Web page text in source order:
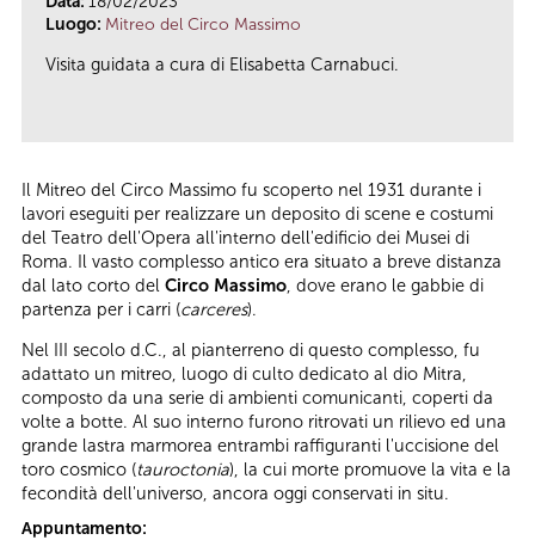
Luogo: Mitreo del Circo Massimo
Visita guidata a cura di Elisabetta Carnabuci.
Il Mitreo del Circo Massimo fu scoperto nel 1931 durante i
lavori eseguiti per realizzare un deposito di scene e costumi
del Teatro dell'Opera all'interno dell'edificio dei Musei di
Roma. Il vasto complesso antico era situato a breve distanza
dal lato corto del Circo Massimo , dove erano le gabbie di
partenza per i carri (carceres).
Nel III secolo d.C., al pianterreno di questo complesso, fu
adattato un mitreo, luogo di culto dedicato al dio Mitra,
composto da una serie di ambienti comunicanti, coperti da
volte a botte. Al suo interno furono ritrovati un rilievo ed una
grande lastra marmorea entrambi raffiguranti l'uccisione del
toro cosmico (tauroctonia), la cui morte promuove la vita e la
fecondità dell'universo, ancora oggi conservati in situ.
Appuntamento: